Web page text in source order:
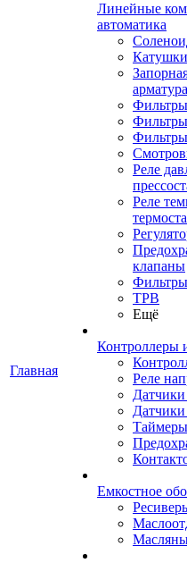
Главная
Линейные
автоматика
Катушки
Реле
Реле
клапаны
ТРВ
Ещё
Контроллеры
Реле
Емкостное